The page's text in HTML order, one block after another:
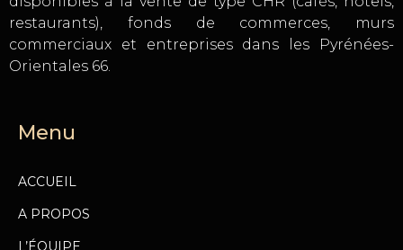
restaurants), fonds de commerces, murs
commerciaux et entreprises dans les Pyrénées-
Orientales 66.
Menu
ACCUEIL
A PROPOS
L’ÉQUIPE